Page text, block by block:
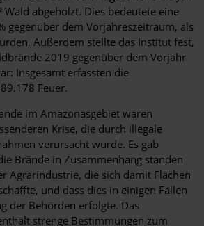
abgeholzt. Dies bedeutete eine
gegenüber dem Vorjahreszeitraum, als
Außerdem stellte das Institut fest,
2019 gegenüber dem Vorjahr
Insgesamt erfassten die
Feuer.
im Amazonasgebiet waren
Krise, die durch illegale
verursacht wurde. Es gab
Brände in Zusammenhang standen
Agrarindustrie, die sich damit Flächen
und dass dies in einigen Fällen
der Behörden erfolgte. Das
strenge Bestimmungen zum